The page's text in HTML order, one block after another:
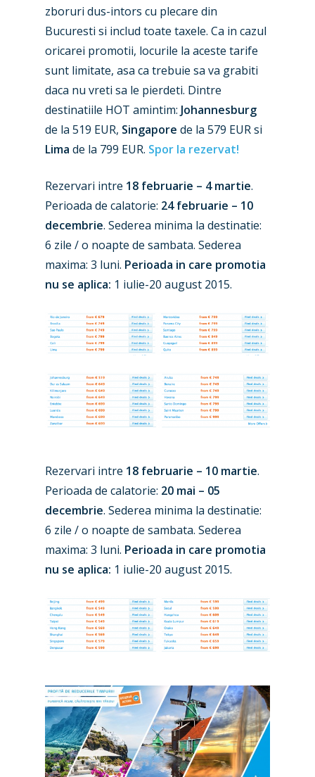
zboruri dus-intors cu plecare din
Bucuresti si includ toate taxele. Ca in cazul
oricarei promotii, locurile la aceste tarife
sunt limitate, asa ca trebuie sa va grabiti
daca nu vreti sa le pierdeti. Dintre
destinatiile HOT amintim: Johannesburg
de la 519 EUR, Singapore de la 579 EUR si
Lima de la 799 EUR. Spor la rezervat!
Rezervari intre 18 februarie – 4 martie.
Perioada de calatorie: 24 februarie – 10
decembrie. Sederea minima la destinatie:
6 zile / o noapte de sambata. Sederea
maxima: 3 luni. Perioada in care promotia
nu se aplica: 1 iulie-20 august 2015.
Rezervari intre 18 februarie – 10 martie.
Perioada de calatorie: 20 mai – 05
decembrie. Sederea minima la destinatie:
6 zile / o noapte de sambata. Sederea
maxima: 3 luni. Perioada in care promotia
nu se aplica: 1 iulie-20 august 2015.
New Routes
Accidents / Incidents
Airshows
Dubai 2025
Paris 2025
Farnborough 2024
Farnborough 2022
Dubai 2019
Business Jets
Military
Trip Reports
Marketplace
Jobs